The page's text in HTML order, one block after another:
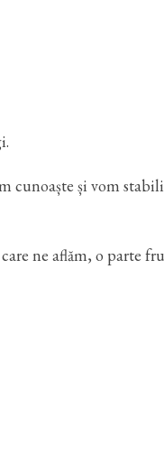
cunoaște și vom stabili
ne aflăm, o parte